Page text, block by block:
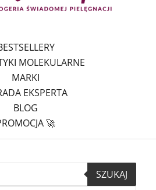
MOLEKULARNE
MARKI
EKSPERTA
BLOG
🚀
SZUKAJ